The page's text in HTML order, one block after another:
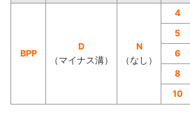
BPP
D
（マイナス溝）
N
（なし）
4
5
6
8
10